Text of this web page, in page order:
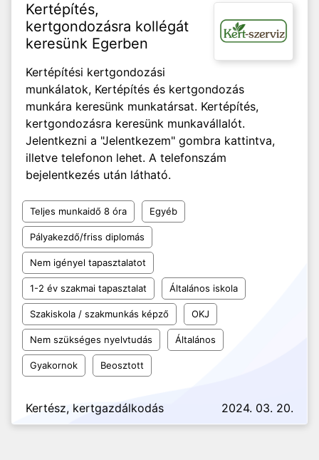
Kertépítés,
kertgondozásra kollégát
keresünk Egerben
Kertépítési kertgondozási
munkálatok, Kertépítés és kertgondozás
munkára keresünk munkatársat. Kertépítés,
kertgondozásra keresünk munkavállalót.
Jelentkezni a "Jelentkezem" gombra kattintva,
illetve telefonon lehet. A telefonszám
bejelentkezés után látható.
Teljes munkaidő 8 óra Egyéb
Pályakezdő/friss diplomás
Nem igényel tapasztalatot
1-2 év szakmai tapasztalat Általános iskola
Szakiskola / szakmunkás képző OKJ
Nem szükséges nyelvtudás Általános
Gyakornok Beosztott
Kertész, kertgazdálkodás 2024. 03. 20.